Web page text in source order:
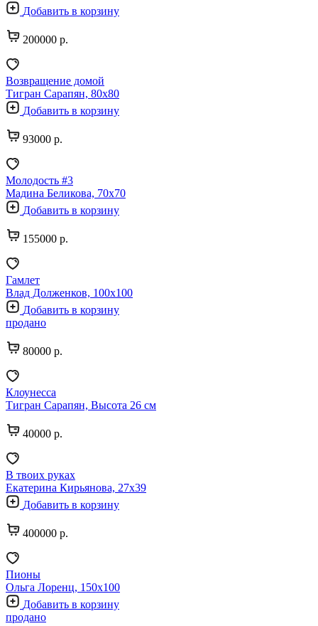
Добавить в корзину
200000 р.
Возвращение домой
Тигран Сарапян, 80х80
Добавить в корзину
93000 р.
Молодость #3
Мадина Беликова, 70х70
Добавить в корзину
155000 р.
Гамлет
Влад Долженков, 100х100
Добавить в корзину
продано
80000 р.
Клоунесса
Тигран Сарапян, Высота 26 см
40000 р.
В твоих руках
Екатерина Кирьянова, 27х39
Добавить в корзину
400000 р.
Пионы
Ольга Лоренц, 150х100
Добавить в корзину
продано